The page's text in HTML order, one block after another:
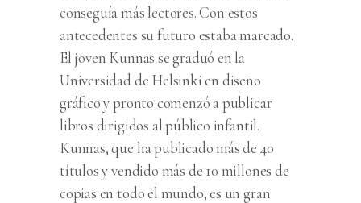
conseguía más lectores. Con estos
antecedentes su futuro estaba marcado.
El joven Kunnas se graduó en la
Universidad de Helsinki en diseño
gráfico y pronto comenzó a publicar
libros dirigidos al público infantil.
Kunnas, que ha publicado más de 40
títulos y vendido más de 10 millones de
copias en todo el mundo, es un gran